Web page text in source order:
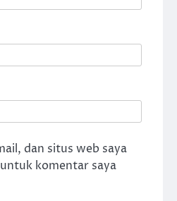
dan situs web saya
komentar saya